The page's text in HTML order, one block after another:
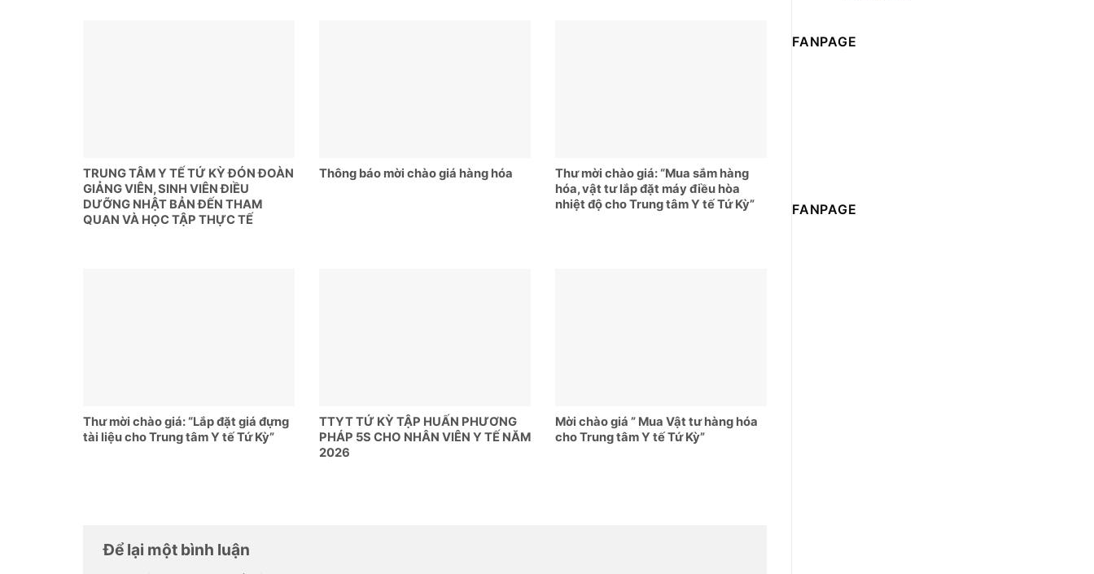
TRUNG TÂM Y TẾ TỨ KỲ ĐÓN ĐOÀN
GIẢNG VIÊN, SINH VIÊN ĐIỀU
DƯỠNG NHẬT BẢN ĐẾN THAM
QUAN VÀ HỌC TẬP THỰC TẾ
Thông báo mời chào giá hàng hóa
Thư mời chào giá: “Mua sắm hàng
hóa, vật tư lắp đặt máy điều hòa
nhiệt độ cho Trung tâm Y tế Tứ Kỳ”
Thư mời chào giá: “Lắp đặt giá đựng
tài liệu cho Trung tâm Y tế Tứ Kỳ”
TTYT TỨ KỲ TẬP HUẤN PHƯƠNG
PHÁP 5S CHO NHÂN VIÊN Y TẾ NĂM
2026
Mời chào giá ” Mua Vật tư hàng hóa
cho Trung tâm Y tế Tứ Kỳ”
Để lại một bình luận
FANPAGE
FANPAGE